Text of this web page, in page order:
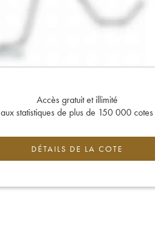
Accès gratuit et illimité
aux statistiques de plus de 150 000 cotes
DÉTAILS DE LA COTE